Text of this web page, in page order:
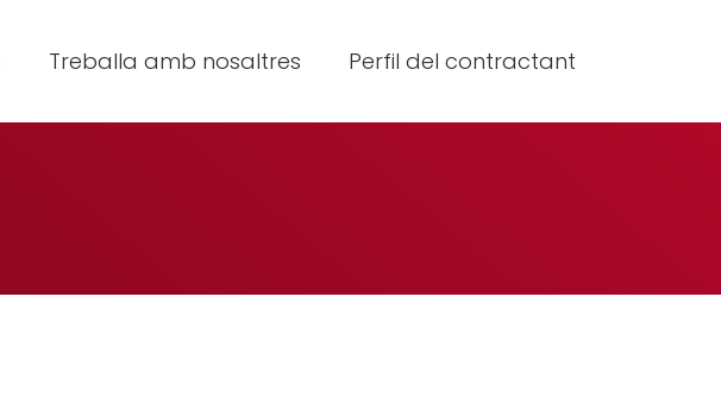
Treballa amb nosaltres Perfil del contractant